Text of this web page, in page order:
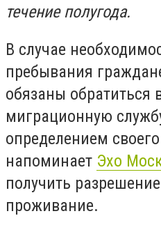
течение полугода.
В случае
пребывания
обязаны обратиться
миграционную
определением
напоминает Эхо
получить
проживание.